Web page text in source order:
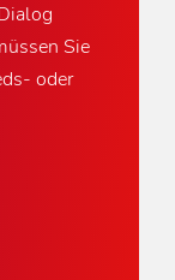
Sie
oder